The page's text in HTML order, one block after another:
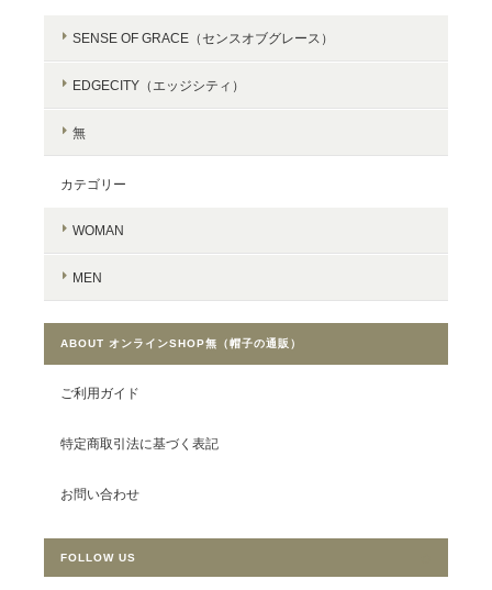
SENSE OF GRACE（センスオブグレース）
EDGECITY（エッジシティ）
無
カテゴリー
WOMAN
MEN
ABOUT オンラインSHOP無（帽子の通販）
ご利用ガイド
特定商取引法に基づく表記
お問い合わせ
FOLLOW US